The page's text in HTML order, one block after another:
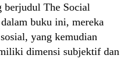
berjudul The Social
buku ini, mereka
yang kemudian
dimensi subjektif dan